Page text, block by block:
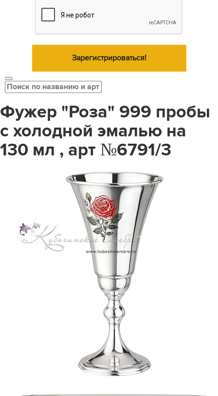
Зарегистрироваться!
Фужер "Роза" 999 пробы
с холодной эмалью на
130 мл , арт №6791/3